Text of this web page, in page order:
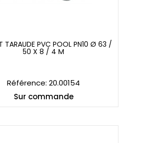
TARAUDE PVC POOL PN10 Ø 63 /
50 X 8 / 4 M
Référence: 20.00154
Sur commande